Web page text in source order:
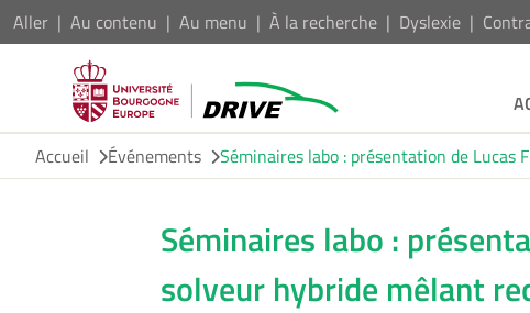
Aller Au contenu Au menu À la recherche Dyslexie
Accueil
Événements Séminaires labo : présentation de
Séminaires labo :
solveur hybride mêlant